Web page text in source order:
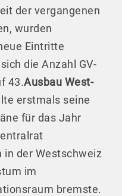
der vergangenen
wurden
Eintritte
die Anzahl GV-
43.Ausbau West-
erstmals seine
für das Jahr
in der Westschweiz
im
bremste.